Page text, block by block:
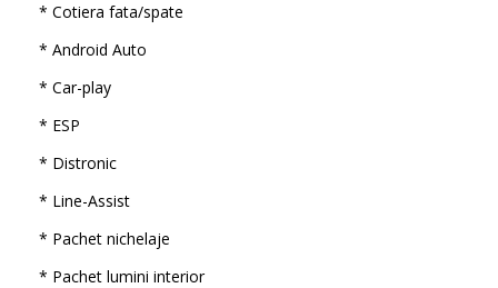
* Cotiera fata/spate
* Android Auto
* Car-play
* ESP
* Distronic
* Line-Assist
* Pachet nichelaje
* Pachet lumini interior